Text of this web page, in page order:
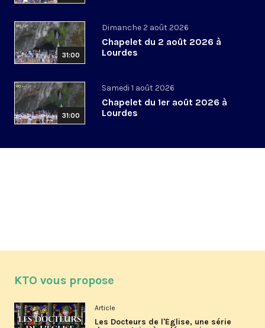
31:00
Dimanche 2 août 2026
Chapelet du 2 août 2026 à
Lourdes
31:00
Samedi 1 août 2026
Chapelet du 1er août 2026 à
Lourdes
KTO vous propose
Article
Les Docteurs de l'Église, une série